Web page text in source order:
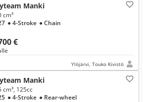
Manki
€
cm³
● 4-Stroke ● Chain
Ylöjärvi, Touko Kivistö
Manki
cm³, 125cc
● 4-Stroke ● Rear-wheel